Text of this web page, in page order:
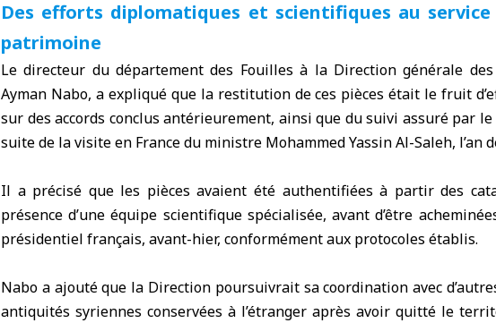
Des efforts diplomatiques et scientifiques au
patrimoine
Le directeur du département des Fouilles à la Direction générale
Ayman Nabo, a expliqué que la restitution de ces pièces était le fruit
sur des accords conclus antérieurement, ainsi que du suivi assuré par le
suite de la visite en France du ministre Mohammed Yassin Al-Saleh, l’an
Il a précisé que les pièces avaient été authentifiées à partir des
présence d’une équipe scientifique spécialisée, avant d’être
présidentiel français, avant-hier, conformément aux protocoles établis.
Nabo a ajouté que la Direction poursuivrait sa coordination avec
antiquités syriennes conservées à l’étranger après avoir quitté le